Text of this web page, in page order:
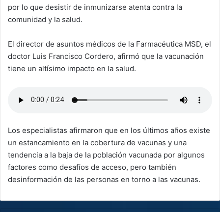
por lo que desistir de inmunizarse atenta contra la
comunidad y la salud.
El director de asuntos médicos de la Farmacéutica MSD, el
doctor Luis Francisco Cordero, afirmó que la vacunación
tiene un altísimo impacto en la salud.
Los especialistas afirmaron que en los últimos años existe
un estancamiento en la cobertura de vacunas y una
tendencia a la baja de la población vacunada por algunos
factores como desafíos de acceso, pero también
desinformación de las personas en torno a las vacunas.